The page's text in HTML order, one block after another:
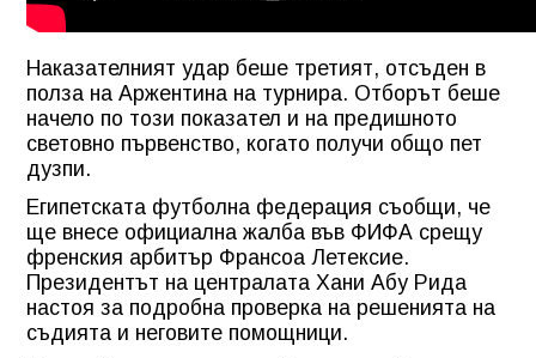
Наказателният удар беше третият, отсъден в
полза на Аржентина на турнира. Отборът беше
начело по този показател и на предишното
световно първенство, когато получи общо пет
дузпи.
Египетската футболна федерация съобщи, че
ще внесе официална жалба във ФИФА срещу
френския арбитър Франсоа Летексие.
Президентът на централата Хани Абу Рида
настоя за подробна проверка на решенията на
съдията и неговите помощници.